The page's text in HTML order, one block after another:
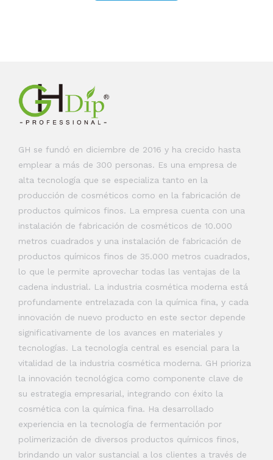
GH se fundó en diciembre de 2016 y ha crecido hasta
emplear a más de 300 personas. Es una empresa de
alta tecnología que se especializa tanto en la
producción de cosméticos como en la fabricación de
productos químicos finos. La empresa cuenta con una
instalación de fabricación de cosméticos de 10.000
metros cuadrados y una instalación de fabricación de
productos químicos finos de 35.000 metros cuadrados,
lo que le permite aprovechar todas las ventajas de la
cadena industrial. La industria cosmética moderna está
profundamente entrelazada con la química fina, y cada
innovación de nuevo producto en este sector depende
significativamente de los avances en materiales y
tecnologías. La tecnología central es esencial para la
vitalidad de la industria cosmética moderna. GH prioriza
la innovación tecnológica como componente clave de
su estrategia empresarial, integrando con éxito la
cosmética con la química fina. Ha desarrollado
experiencia en la tecnología de fermentación por
polimerización de diversos productos químicos finos,
brindando un valor sustancial a los clientes a través de